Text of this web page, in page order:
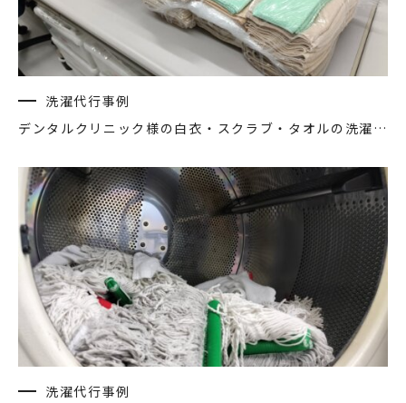
洗濯代行事例
デンタルクリニック様の白衣・スクラブ・タオルの洗濯代行
洗濯代行事例